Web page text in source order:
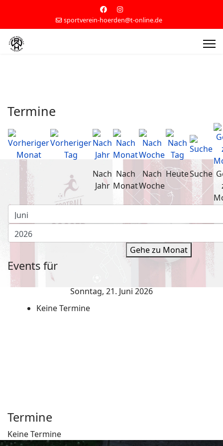
sportverein-hoerden@t-online.de
Termine
Nach
Jahr
Nach
Monat
Nach
Woche
HeuteSuche
Gehe zu Monat
Events für
Sonntag, 21. Juni 2026
Keine Termine
Termine
Keine Termine